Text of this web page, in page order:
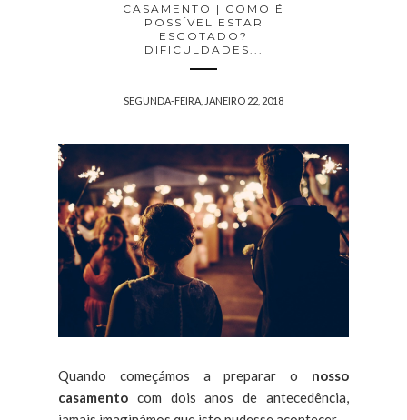
CASAMENTO | COMO É
POSSÍVEL ESTAR
ESGOTADO?
DIFICULDADES...
SEGUNDA-FEIRA, JANEIRO 22, 2018
Quando começámos a preparar o nosso
casamento com dois anos de antecedência,